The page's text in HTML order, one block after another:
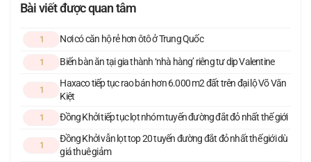
Bài viết được quan tâm
1 Nơi có căn hộ rẻ hơn ôtô ở Trung Quốc
1 Biến bàn ăn tại gia thành ‘nhà hàng’ riêng tư dịp Valentine
1
Haxaco tiếp tục rao bán hơn 6.000 m2 đất trên đại lộ Võ Văn
Kiệt
1 Đồng Khởi tiếp tục lọt nhóm tuyến đường đắt đỏ nhất thế giới
1
Đồng Khởi vẫn lọt top 20 tuyến đường đắt đỏ nhất thế giới dù
giá thuê giảm